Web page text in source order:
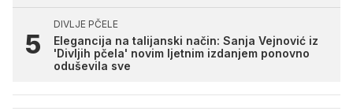
DIVLJE PČELE
Elegancija na talijanski način: Sanja Vejnović iz
'Divljih pčela' novim ljetnim izdanjem ponovno
oduševila sve